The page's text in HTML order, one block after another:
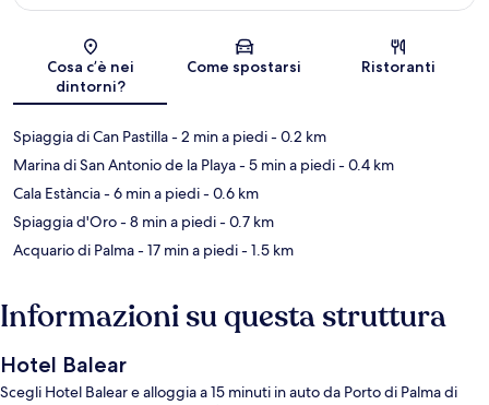
Cosa c’è nei
dintorni?
Come spostarsi Ristoranti
Spiaggia di Can Pastilla- 2 min a piedi- 0.2 km
Marina di San Antonio de la Playa- 5 min a piedi- 0.4 km
Cala Estància- 6 min a piedi- 0.6 km
Spiaggia d'Oro- 8 min a piedi- 0.7 km
Acquario di Palma- 17 min a piedi- 1.5 km
Informazioni su questa struttura
Hotel Balear
Scegli Hotel Balear e alloggia a 15 minuti in auto da Porto di Palma di